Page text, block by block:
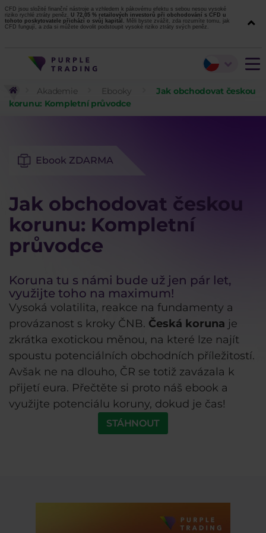
CFD jsou složité finanční nástroje a vzhledem k pákovému efektu s sebou nesou vysoké
riziko rychlé ztráty peněz. U 72,05 % retailových investorů při obchodování s CFD u
tohoto poskytovatele přichází o svůj kapitál. Měli byste zvážit, zda rozumíte tomu, jak
CFD fungují, a zda si můžete dovolit podstoupit vysoké riziko ztráty svých peněz.
Akademie Ebooky
Jak obchodovat českou
korunu: Kompletní průvodce
Ebook ZDARMA
Jak obchodovat českou
korunu: Kompletní
průvodce
Koruna tu s námi bude už jen pár let,
využijte toho na maximum!
Vysoká volatilita, reakce na fundamenty a
provázanost s kroky ČNB. Česká koruna je
zkrátka exotickou měnou, na které lze najít
spoustu potenciálních obchodních příležitostí.
Avšak ne na dlouho, ČR se totiž zavázala k
přijetí eura. Přečtěte si proto náš ebook a
využijte potenciálu koruny, dokud je čas!
STÁHNOUT